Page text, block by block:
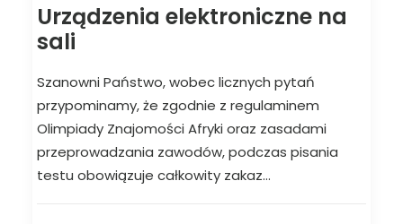
Urządzenia elektroniczne na
sali
Szanowni Państwo, wobec licznych pytań
przypominamy, że zgodnie z regulaminem
Olimpiady Znajomości Afryki oraz zasadami
przeprowadzania zawodów, podczas pisania
testu obowiązuje całkowity zakaz…